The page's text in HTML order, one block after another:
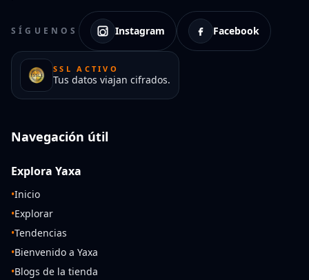
SÍGUENOS Instagram Facebook
SSL ACTIVO
Tus datos viajan cifrados.
Navegación útil
Explora Yaxa
•Inicio
•Explorar
•Tendencias
•Bienvenido a Yaxa
•Blogs de la tienda